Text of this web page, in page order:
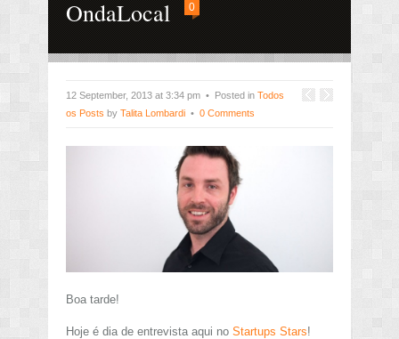
OndaLocal
0
12 September, 2013 at 3:34 pm • Posted in Todos
os Posts by Talita Lombardi • 0 Comments
Boa tarde!
Hoje é dia de entrevista aqui no Startups Stars!